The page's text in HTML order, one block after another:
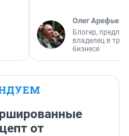
Олег Арефьев
Блогер,
владелец в
бизнесе
от